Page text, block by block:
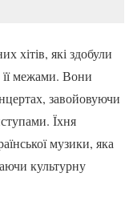
хітів, які здобули
її межами. Вони
завойовуючи
Їхня
музики, яка
культурну